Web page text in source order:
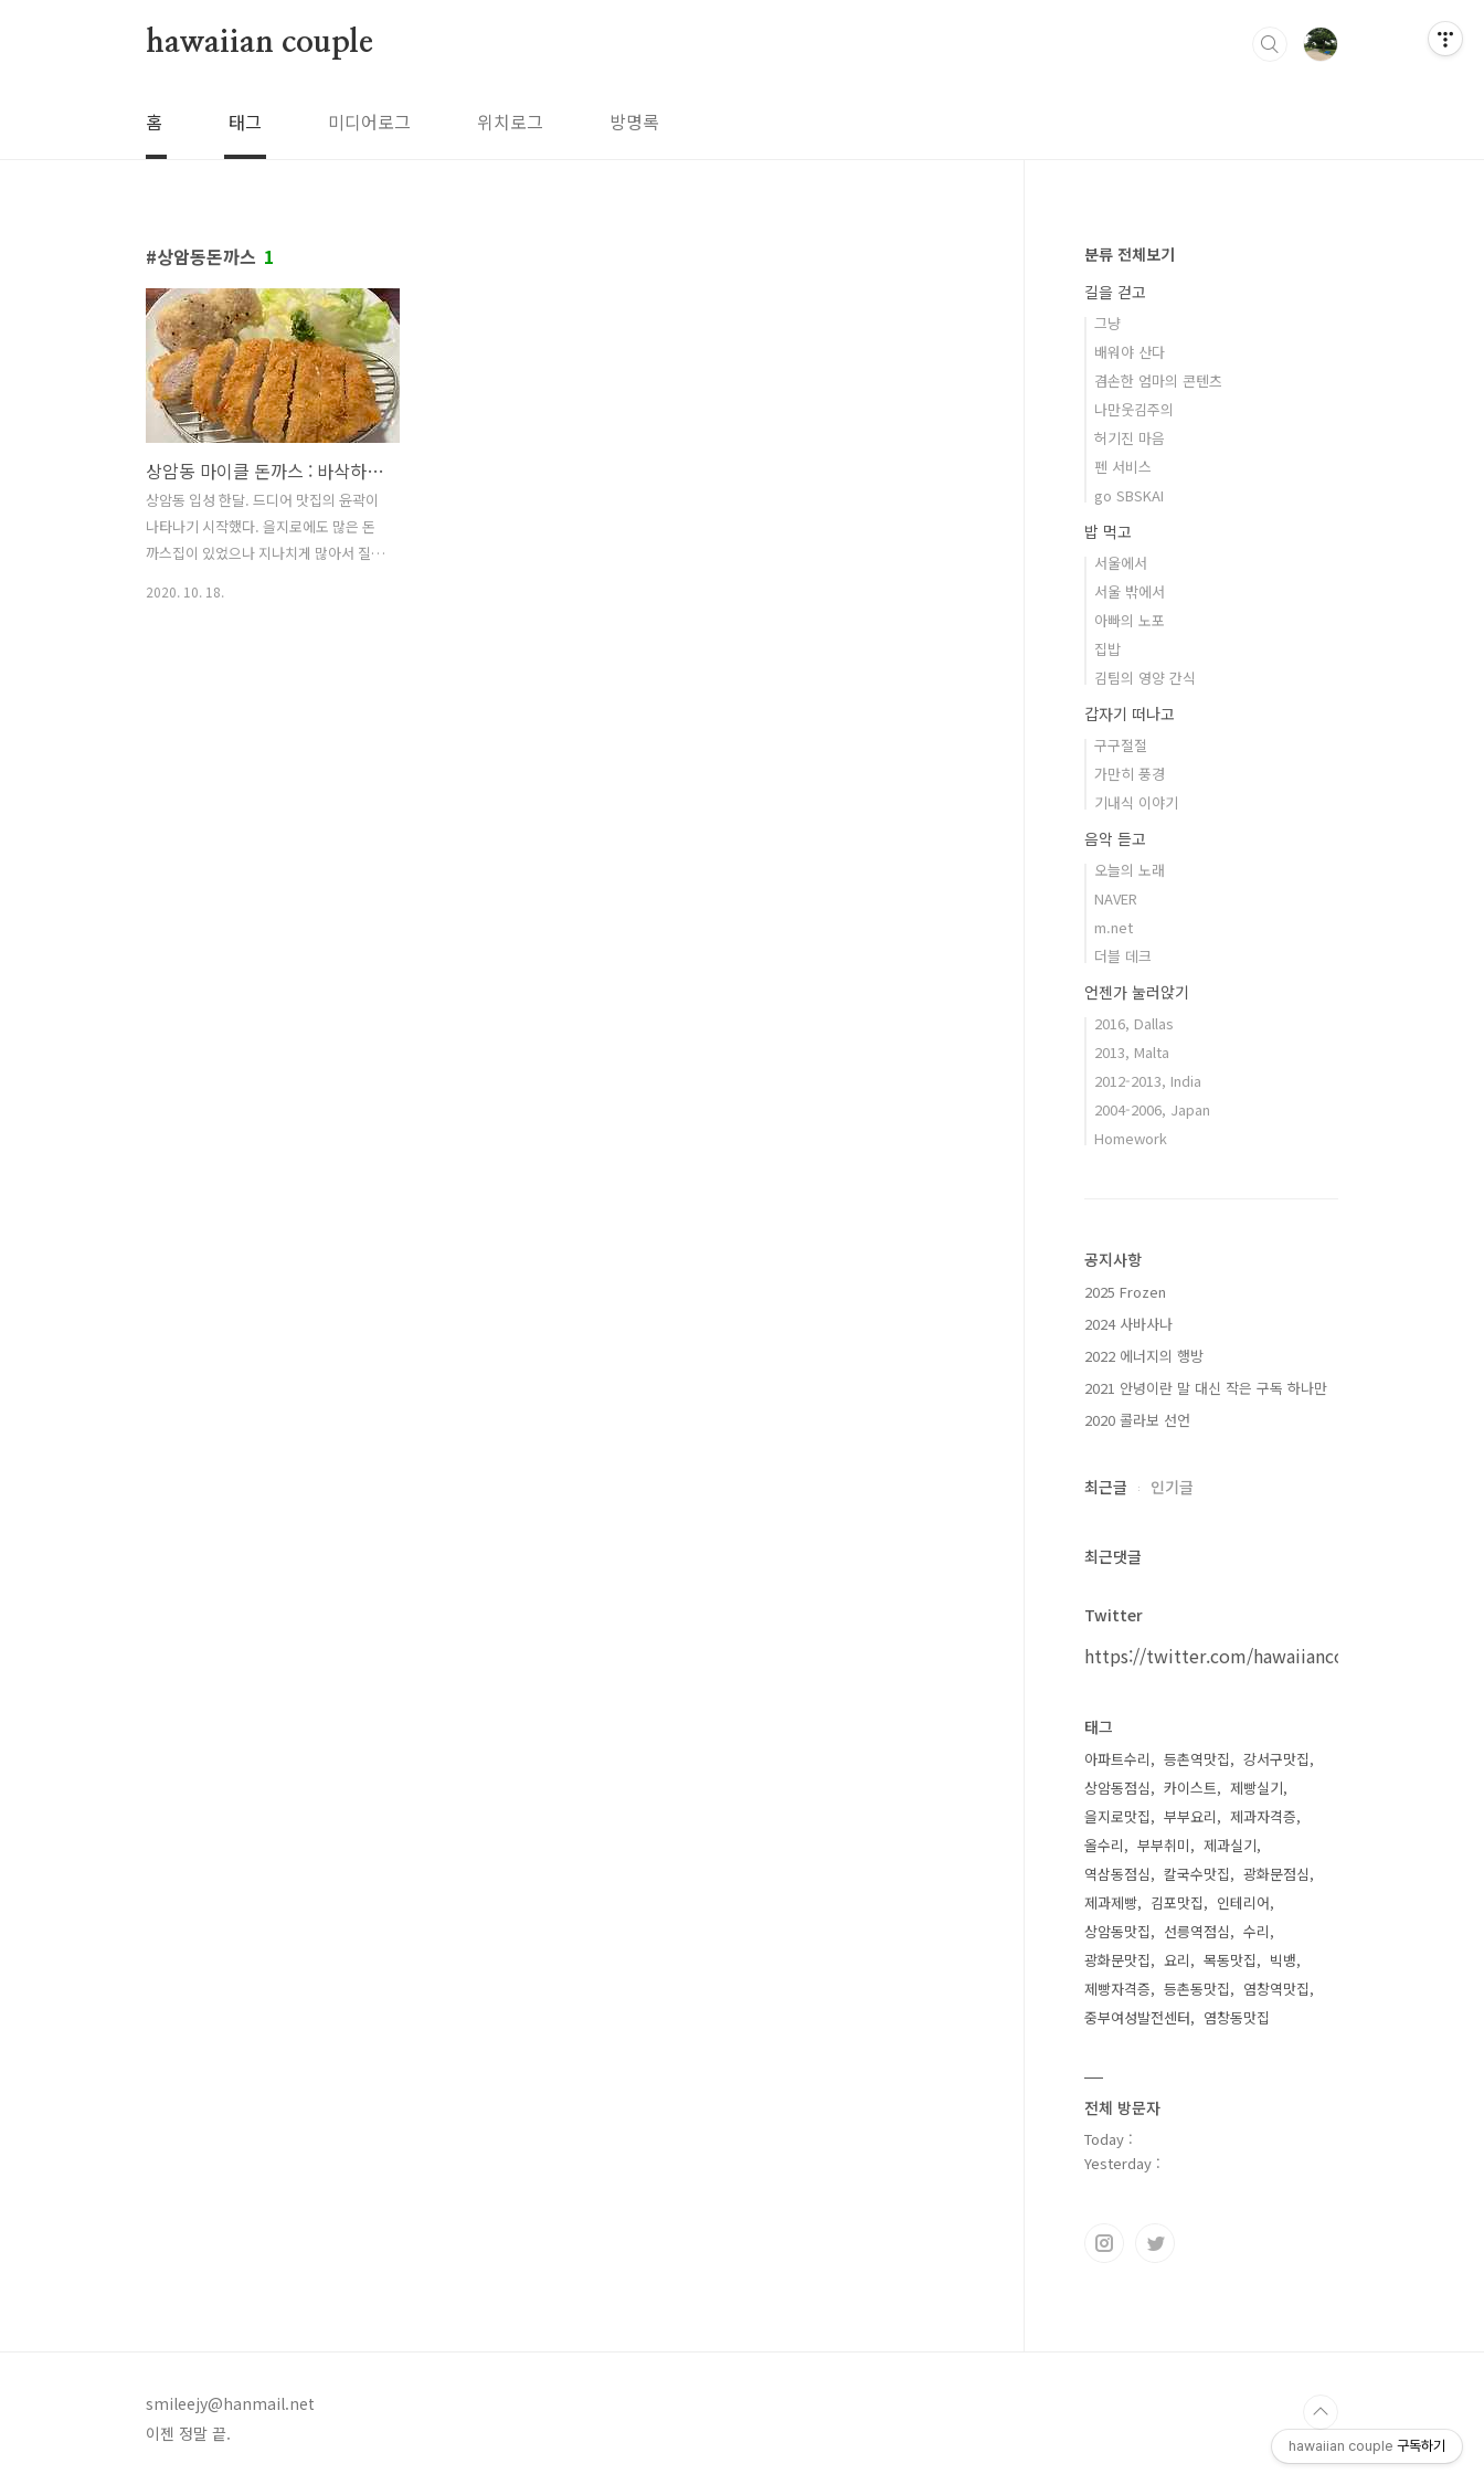
hawaiian couple
홈 태그 미디어로그 위치로그 방명록
상암동돈까스 1
상암동 마이클 돈까스 : 바삭하고 깔끔한 맛에 바닥까지 싹싹싹!
상암동 입성 한달. 드디어 맛집의 윤곽이
나타나기 시작했다. 을지로에도 많은 돈
까스집이 있었으나 지나치게 많아서 질렸
2020. 10. 18.
분류 전체보기
길을 걷고
그냥
배워야 산다
겸손한 엄마의 콘텐츠
나만웃김주의
허기진 마음
펜 서비스
go SBSKAI
밥 먹고
서울에서
서울 밖에서
아빠의 노포
집밥
김팀의 영양 간식
갑자기 떠나고
구구절절
가만히 풍경
기내식 이야기
음악 듣고
오늘의 노래
NAVER
m.net
더블 데크
언젠가 눌러앉기
2016, Dallas
2013, Malta
2012-2013, India
2004-2006, Japan
Homework
공지사항
2025 Frozen
2024 사바사나
2022 에너지의 행방
2021 안녕이란 말 대신 작은 구독 하나만
2020 콜라보 선언
최근글 인기글
최근댓글
Twitter
https://twitter.com/hawaiiancouple
태그
아파트수리 등촌역맛집
강서구맛집
상암동점심
카이스트
제빵실기
을지로맛집
부부요리
제과자격증
올수리
부부취미
제과실기
역삼동점심
칼국수맛집
광화문점심
제과제빵
김포맛집
인테리어
상암동맛집
선릉역점심
수리
광화문맛집
요리 목동맛집
빅뱅
제빵자격증
등촌동맛집
염창역맛집
중부여성발전센터
염창동맛집
전체 방문자
Today :
Yesterday :
smileejy@hanmail.net
이젠 정말 끝.
hawaiian couple 구독하기